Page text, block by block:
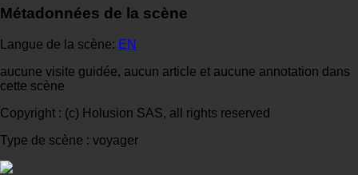
Métadonnées de la scène
Langue de la scène: EN
aucune visite guidée, aucun article et aucune annotation dans
cette scène
Copyright : (c) Holusion SAS, all rights reserved
Type de scène : voyager